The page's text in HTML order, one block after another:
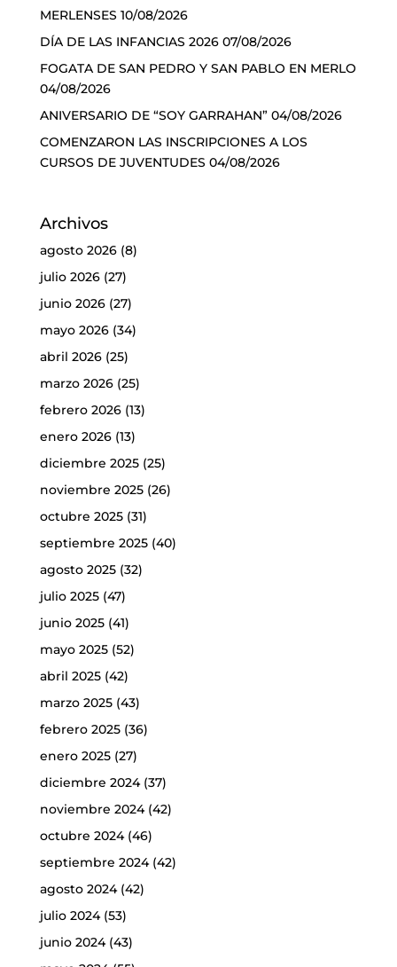
MERLENSES 10/08/2026
DÍA DE LAS INFANCIAS 2026 07/08/2026
FOGATA DE SAN PEDRO Y SAN PABLO EN MERLO
04/08/2026
ANIVERSARIO DE “SOY GARRAHAN” 04/08/2026
COMENZARON LAS INSCRIPCIONES A LOS
CURSOS DE JUVENTUDES 04/08/2026
Archivos
agosto 2026(8)
julio 2026(27)
junio 2026(27)
mayo 2026(34)
abril 2026(25)
marzo 2026(25)
febrero 2026(13)
enero 2026(13)
diciembre 2025(25)
noviembre 2025(26)
octubre 2025(31)
septiembre 2025(40)
agosto 2025(32)
julio 2025(47)
junio 2025(41)
mayo 2025(52)
abril 2025(42)
marzo 2025(43)
febrero 2025(36)
enero 2025(27)
diciembre 2024(37)
noviembre 2024(42)
octubre 2024(46)
septiembre 2024(42)
agosto 2024(42)
julio 2024(53)
junio 2024(43)